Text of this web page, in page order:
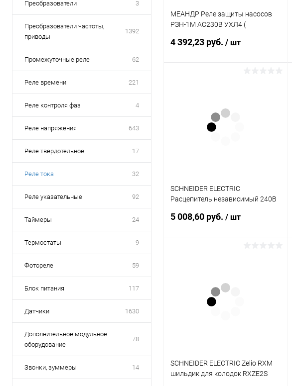
Преобразователи 3
Преобразователи частоты,
приводы
1392
Промежуточные реле 62
Реле времени 221
Реле контроля фаз 4
Реле напряжения 643
Реле твердотельное 17
Реле тока 32
Реле указательные 92
Таймеры 24
Термостаты 9
Фотореле 59
Блок питания 117
Датчики 1630
Дополнительное модульное
оборудование
78
Звонки, зуммеры 14
МЕАНДР Реле защиты насосов
РЗН-1М АС230В УХЛ4 (
4 392,23 руб. / шт
Купить в 1 клик
В избранное
SCHNEIDER ELECTRIC
Расцепитель независимый 240В
автоматического (EZESHT200AC)
5 008,60 руб. / шт
Купить в 1 клик
В избранное
SCHNEIDER ELECTRIC Zelio RXM
шильдик для колодок RXZE2S